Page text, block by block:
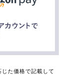
た価格で記載して